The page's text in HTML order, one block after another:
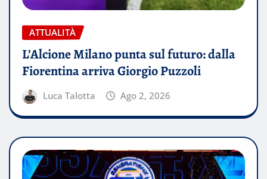
ATTUALITÀ
L’Alcione Milano punta sul futuro: dalla
Fiorentina arriva Giorgio Puzzoli
Luca Talotta Ago 2, 2026